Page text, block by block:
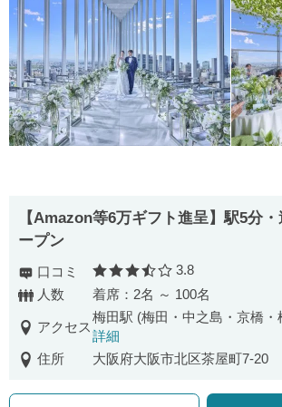
【Amazon等6万ギフト進呈】駅5分
ープン
口コミ 口コミ評価
3.8
人数
着席：2名 ～ 100名
アクセス
梅田駅 (梅田・中之島・京橋・
詳細
住所
大阪府大阪市北区茶屋町7-20